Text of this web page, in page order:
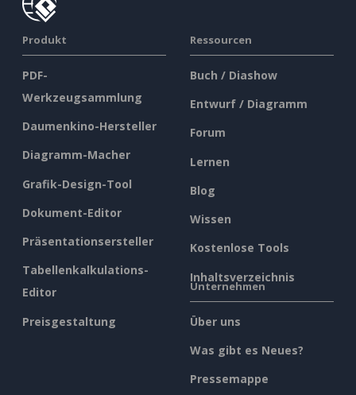
Produkt
PDF-
Werkzeugsammlung
Daumenkino-Hersteller
Diagramm-Macher
Grafik-Design-Tool
Dokument-Editor
Präsentationsersteller
Tabellenkalkulations-
Editor
Preisgestaltung
Ressourcen
Buch / Diashow
Entwurf / Diagramm
Forum
Lernen
Blog
Wissen
Kostenlose Tools
Inhaltsverzeichnis
Unternehmen
Über uns
Was gibt es Neues?
Pressemappe